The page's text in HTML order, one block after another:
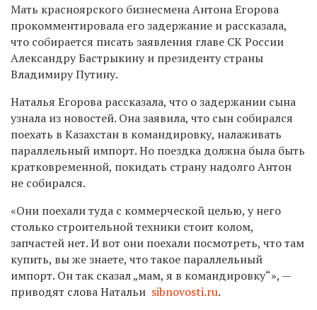
Мать красноярского бизнесмена Антона Егорова
прокомментировала его задержание и рассказала,
что собирается писать заявления главе СК России
Александру Бастрыкину и президенту страны
Владимиру Путину.
Наталья Егорова рассказала, что о задержании сына
узнала из новостей. Она заявила, что сын собирался
поехать в Казахстан в командировку, налаживать
параллельный импорт. Но поездка должна была быть
кратковременной, покидать страну надолго Антон
не собирался.
«Они поехали туда с коммерческой целью, у него
столько строительной техники стоит колом,
запчастей нет. И вот они поехали посмотреть, что там
купить, вы же знаете, что такое параллельный
импорт. Он так сказал „мам, я в командировку“», —
приводят слова Натальи sibnovosti.ru.